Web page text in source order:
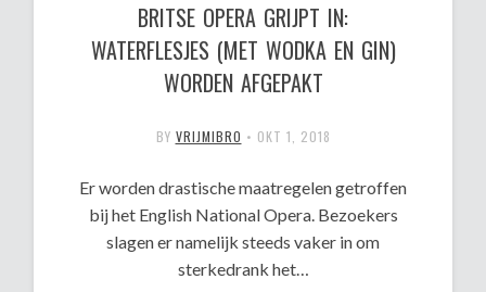
BRITSE OPERA GRIJPT IN:
WATERFLESJES (MET WODKA EN GIN)
WORDEN AFGEPAKT
BY VRIJMIBRO • OKT 1, 2018
Er worden drastische maatregelen getroffen
bij het English National Opera. Bezoekers
slagen er namelijk steeds vaker in om
sterkedrank het…